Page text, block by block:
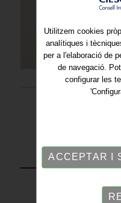
TORNAR
Utilitzem cookies
analítiques i
per a l'elaboració de
de navegació.
configurar les
ACCEPTAR I